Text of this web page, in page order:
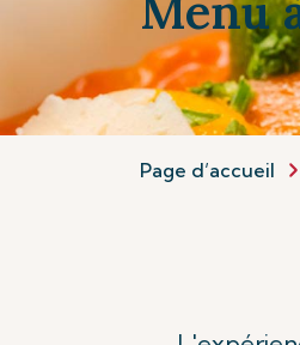
Page d’accueil